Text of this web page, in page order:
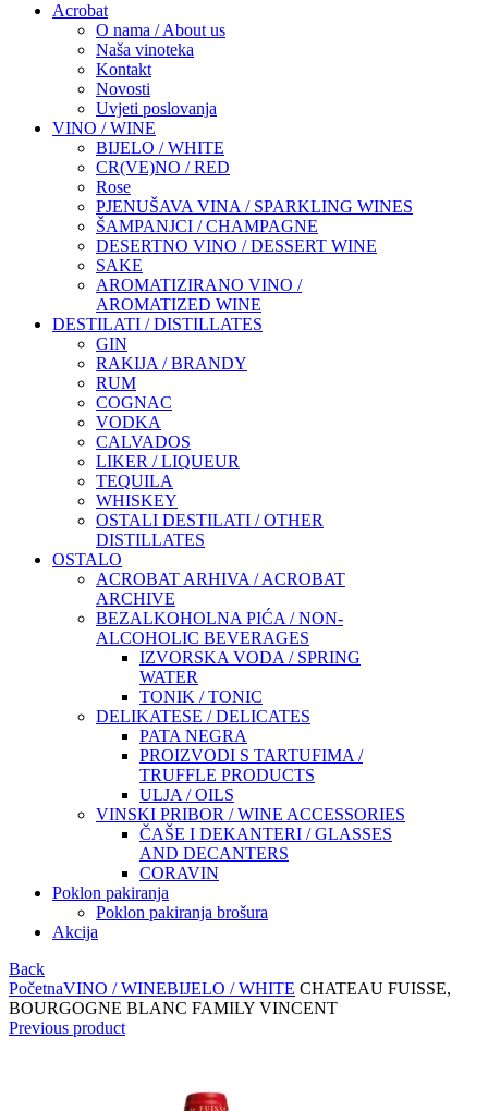
Acrobat
O nama / About us
Naša vinoteka
Kontakt
Novosti
Uvjeti poslovanja
VINO / WINE
BIJELO / WHITE
CR(VE)NO / RED
Rose
PJENUŠAVA VINA / SPARKLING WINES
ŠAMPANJCI / CHAMPAGNE
DESERTNO VINO / DESSERT WINE
SAKE
AROMATIZIRANO VINO /
AROMATIZED WINE
DESTILATI / DISTILLATES
GIN
RAKIJA / BRANDY
RUM
COGNAC
VODKA
CALVADOS
LIKER / LIQUEUR
TEQUILA
WHISKEY
OSTALI DESTILATI / OTHER
DISTILLATES
OSTALO
ACROBAT ARHIVA / ACROBAT
ARCHIVE
BEZALKOHOLNA PIĆA / NON-
ALCOHOLIC BEVERAGES
IZVORSKA VODA / SPRING
WATER
TONIK / TONIC
DELIKATESE / DELICATES
PATA NEGRA
PROIZVODI S TARTUFIMA /
TRUFFLE PRODUCTS
ULJA / OILS
VINSKI PRIBOR / WINE ACCESSORIES
ČAŠE I DEKANTERI / GLASSES
AND DECANTERS
CORAVIN
Poklon pakiranja
Poklon pakiranja brošura
Akcija
Back
PočetnaVINO / WINEBIJELO / WHITE CHATEAU FUISSE,
BOURGOGNE BLANC FAMILY VINCENT
Previous product